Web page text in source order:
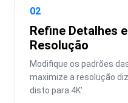
02
Refine Detalhes
Resolução
Modifique os padrões
maximize a resolução
disto para 4K'.